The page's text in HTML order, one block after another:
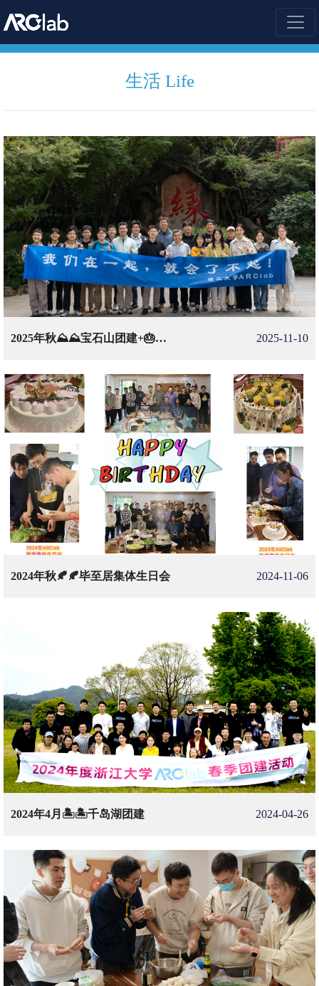

生活 Life
2025年秋⛰️⛰️宝石山团建+🎂🎂集体生日聚餐 2025-11-10
2024年秋🍂🍂毕至居集体生日会 2024-11-06
2024年4月🏝️🏝️千岛湖团建 2024-04-26